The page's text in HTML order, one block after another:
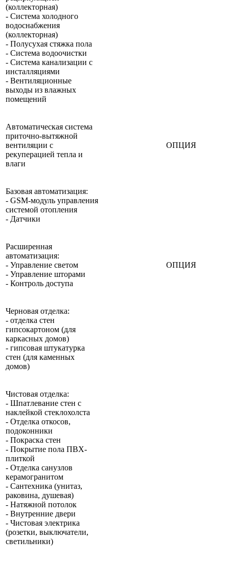
(коллекторная)
- Система холодного
водоснабжения
(коллекторная)
- Полусухая стяжка пола
- Система водоочистки
- Система канализации с
инсталляциями
- Вентиляционные
выходы из влажных
помещений
Автоматическая система
приточно-вытяжной
вентиляции с
рекуперацией тепла и
влаги
ОПЦИЯ
Базовая автоматизация:
- GSM-модуль управления
системой отопления
- Датчики
Расширенная
автоматизация:
- Управление светом
- Управление шторами
- Контроль доступа
ОПЦИЯ
Черновая отделка:
- отделка стен
гипсокартоном (для
каркасных домов)
- гипсовая штукатурка
стен (для каменных
домов)
Чистовая отделка:
- Шпатлевание стен с
наклейкой стеклохолста
- Отделка откосов,
подоконники
- Покраска стен
- Покрытие пола ПВХ-
плиткой
- Отделка санузлов
керамогранитом
- Сантехника (унитаз,
раковина, душевая)
- Натяжной потолок
- Внутренние двери
- Чистовая электрика
(розетки, выключатели,
светильники)